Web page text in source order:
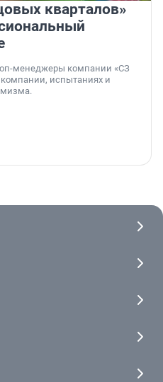
кварталов»
менеджеры компании «СЗ
испытаниях и